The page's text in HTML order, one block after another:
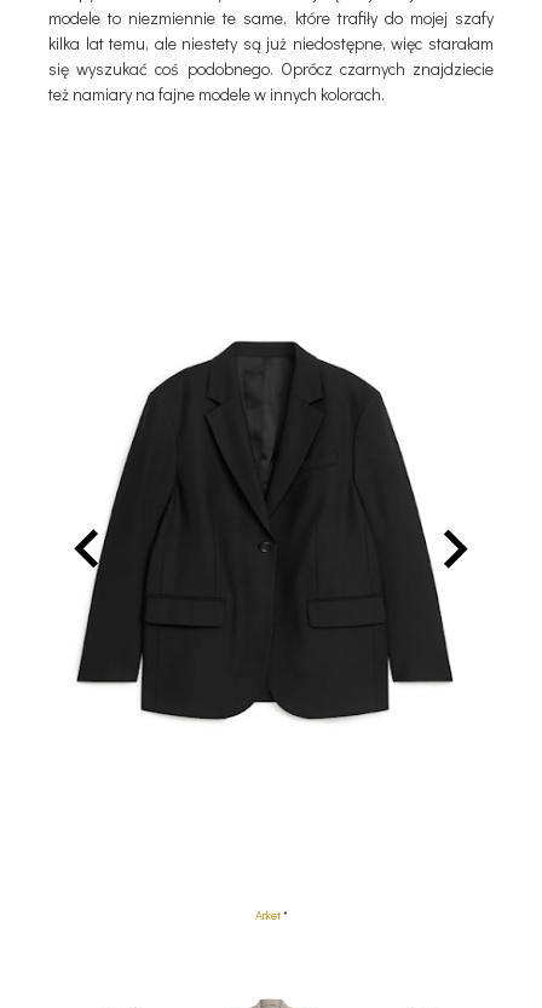
modele to niezmiennie te same, które trafiły do mojej szafy
kilka lat temu, ale niestety są już niedostępne, więc starałam
się wyszukać coś podobnego. Oprócz czarnych znajdziecie
też namiary na fajne modele w innych kolorach.
Arket*